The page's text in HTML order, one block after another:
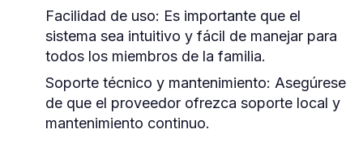
Facilidad de uso: Es importante que el
sistema sea intuitivo y fácil de manejar para
todos los miembros de la familia.
Soporte técnico y mantenimiento: Asegúrese
de que el proveedor ofrezca soporte local y
mantenimiento continuo.